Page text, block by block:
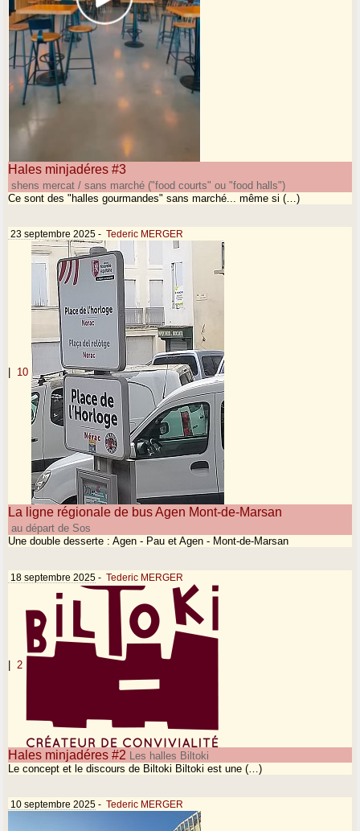
Hales minjadéres #3
shens mercat / sans marché ("food courts" ou "food halls")
Ce sont des "halles gourmandes" sans marché... même si (…)
23 septembre 2025 - Tederic MERGER
10
La ligne régionale de bus Agen Mont-de-Marsan
au départ de Sos
Une double desserte : Agen - Pau et Agen - Mont-de-Marsan
18 septembre 2025 - Tederic MERGER
| 2
Hales minjadéres #2 Les halles Biltoki
Le concept et le discours de Biltoki Biltoki est une (…)
10 septembre 2025 - Tederic MERGER